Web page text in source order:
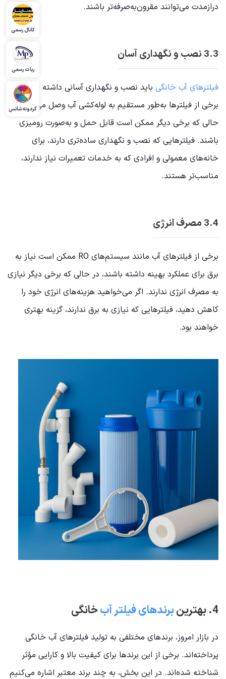
درازمدت می‌توانند مقرون‌به‌صرفه‌تر باشند.
3.3 نصب و نگهداری آسان
فیلترهای آب خانگی باید نصب و نگهداری آسانی داشته باشند.
برخی از فیلترها به‌طور مستقیم به لوله‌کشی آب وصل می‌شوند، در
حالی که برخی دیگر ممکن است قابل حمل و به‌صورت رومیزی
باشند. فیلترهایی که نصب و نگهداری ساده‌تری دارند، برای
خانه‌های معمولی و افرادی که به خدمات تعمیرات نیاز ندارند،
مناسب‌تر هستند.
3.4 مصرف انرژی
برخی از فیلترهای آب مانند سیستم‌های RO ممکن است نیاز به
برق برای عملکرد بهینه داشته باشند، در حالی که برخی دیگر نیازی
به مصرف انرژی ندارند. اگر می‌خواهید هزینه‌های انرژی خود را
کاهش دهید، فیلترهایی که نیازی به برق ندارند، گزینه بهتری
خواهند بود.
4. بهترین برندهای فیلتر آبخانگی
در بازار امروز، برندهای مختلفی به تولید فیلترهای آب خانگی
پرداخته‌اند. برخی از این برندها برای کیفیت بالا و کارایی مؤثر
شناخته شده‌اند. در این بخش، به چند برند معتبر اشاره می‌کنیم
کانال رسمی
ربات رسمی
گردونه شانس